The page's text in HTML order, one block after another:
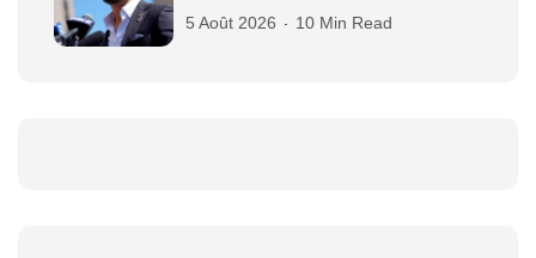
5 Août 2026 10 Min Read